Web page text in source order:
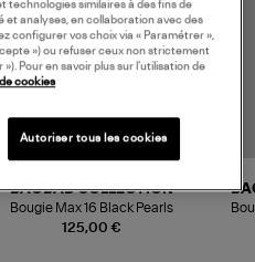
125,00 €
BAOBAB COLLECTION
Bougie Max 16 Black Pearls
technologies similaires à des fins de
analyses, en collaboration avec des
configurer vos choix via « Paramétrer »,
») ou refuser ceux non strictement
Pour en savoir plus sur l’utilisation de
cookies
Autoriser tous les cookies